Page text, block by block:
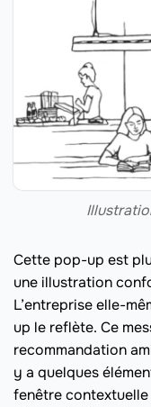
Cette pop-up est
une illustration
L’entreprise elle-
up le reflète. Ce
recommandation
y a quelques
fenêtre